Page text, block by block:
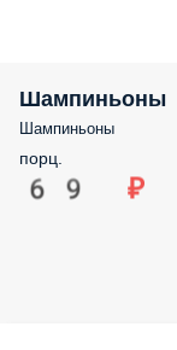
Шампиньоны
Шампиньоны
порц.
69 ₽